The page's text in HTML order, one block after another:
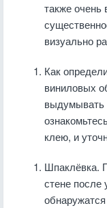
также очень
визуально
Как
виниловых
выдумывать
клею, и
Шпаклёвка.
стене после
обнаружатся